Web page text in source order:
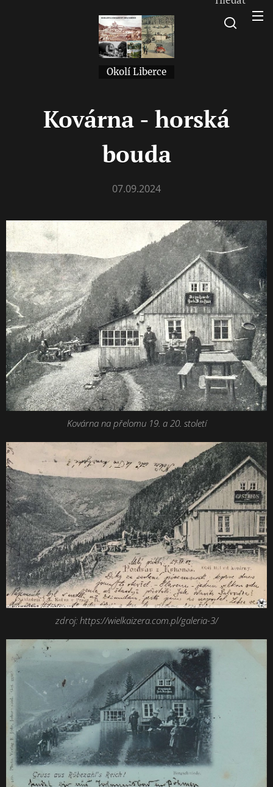
Okolí Liberce
Kovárna - horská
bouda
07.09.2024
Kovárna na přelomu 19. a 20. století
zdroj: https://wielkaizera.com.pl/galeria-3/